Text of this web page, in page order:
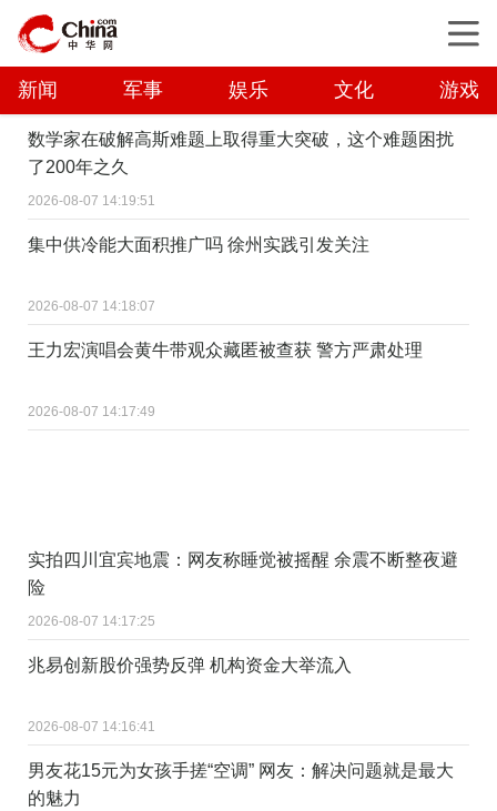
新闻 军事 娱乐 文化 游戏
数学家在破解高斯难题上取得重大突破，这个难题困扰
了200年之久
2026-08-07 14:19:51
集中供冷能大面积推广吗 徐州实践引发关注
2026-08-07 14:18:07
王力宏演唱会黄牛带观众藏匿被查获 警方严肃处理
2026-08-07 14:17:49
实拍四川宜宾地震：网友称睡觉被摇醒 余震不断整夜避
险
2026-08-07 14:17:25
兆易创新股价强势反弹 机构资金大举流入
2026-08-07 14:16:41
男友花15元为女孩手搓“空调” 网友：解决问题就是最大
的魅力